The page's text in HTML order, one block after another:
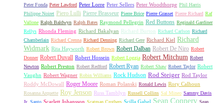
Peter Fonda Peter Lawford Peter Lorre Peter Sellers Peter Woodthorpe Phil Harris
Philippe Noiret Piero Lulli Pierre Brasseur Pierre Brice Pierre Grasset Pierre Richard Raf
Vallone Ralph Baldwyn Ralph Bates Raymond Pellegrin Red Buttons Reginald Gardiner
Rellys Rhonda Fleming Richard Bakalyan Richard Burton Richard Carlson Richard
Chamberlain Richard Crenna Richard Denning Richard Gere Richard Kiel Richard
Widmark Rita Hayworth Robert Brown Robert Dalban Robert De Niro Robert
Donner Robert Duvall Robert Hossein Robert Loggia Robert Mitchum Robert
Newton Robert Preston Robert Redford Robert Ryan Robert Shaw Robert Taylor Robert
Vaughn Robert Wagner Robin Williams Rock Hudson Rod Steiger Rod Taylor
Roddy McDowall Roger Moore Roman Polanski Ronald Lewis Rory Calhoun
Rosanna Arquette Roy Jenson Russ Tamblyn Russell Collins Sal Mineo Sammy Davis
Scarlett Johansson Scilla Gabel Sean Connery